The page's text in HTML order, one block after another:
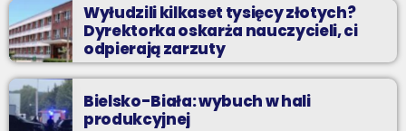
Wyłudzili kilkaset tysięcy złotych?
Dyrektorka oskarża nauczycieli, ci
odpierają zarzuty
Bielsko-Biała: wybuch w hali
produkcyjnej